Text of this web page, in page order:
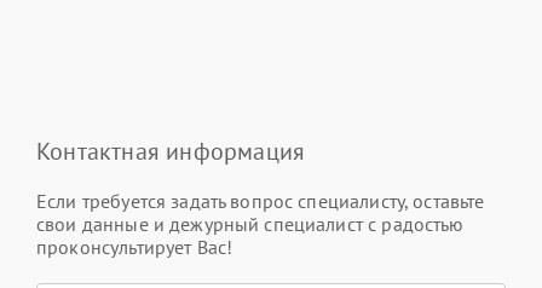
Контактная информация
Если требуется задать вопрос специалисту, оставьте
свои данные и дежурный специалист с радостью
проконсультирует Вас!